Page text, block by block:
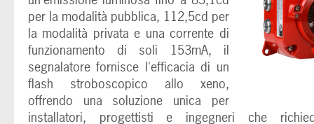
per la modalità pubblica, 112,5cd per
la modalità privata e una corrente di
funzionamento di soli 153mA, il
segnalatore fornisce l'efficacia di un
flash stroboscopico allo xeno,
offrendo una soluzione unica per
installatori, progettisti e ingegneri che